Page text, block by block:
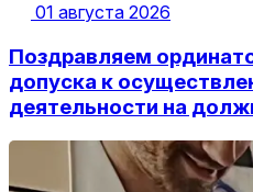
01 августа 2026
Поздравляем
допуска к
деятельности на